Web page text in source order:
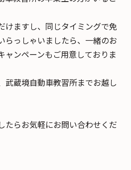
けますし、同じタイミングで免
らっしゃいましたら、一緒のお
ャンペーンもご用意しておりま
武蔵境自動車教習所までお越し
たらお気軽にお問い合わせくだ